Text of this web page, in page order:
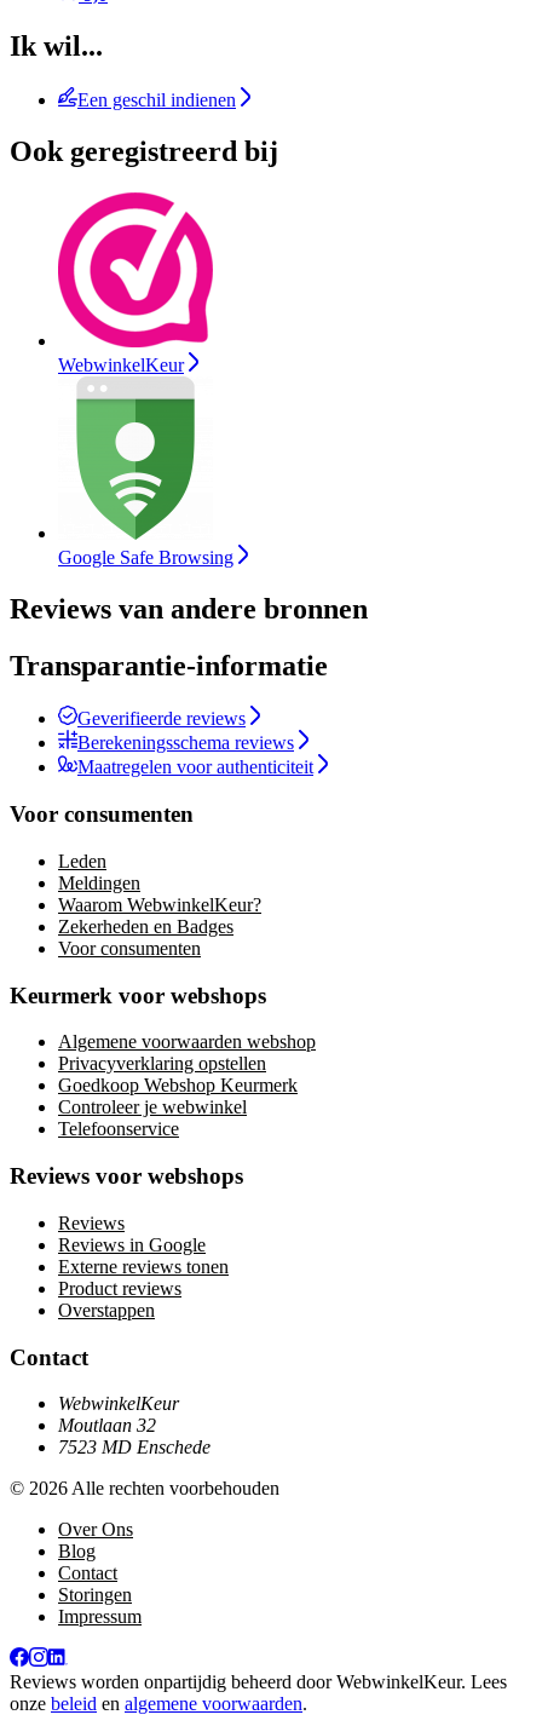
Ik wil...
Een geschil indienen
Ook geregistreerd bij
WebwinkelKeur
Google Safe Browsing
Reviews van andere bronnen
Transparantie-informatie
Geverifieerde reviews
Berekeningsschema reviews
Maatregelen voor authenticiteit
Voor consumenten
Leden
Meldingen
Waarom WebwinkelKeur?
Zekerheden en Badges
Voor consumenten
Keurmerk voor webshops
Algemene voorwaarden webshop
Privacyverklaring opstellen
Goedkoop Webshop Keurmerk
Controleer je webwinkel
Telefoonservice
Reviews voor webshops
Reviews
Reviews in Google
Externe reviews tonen
Product reviews
Overstappen
Contact
WebwinkelKeur
Moutlaan 32
7523 MD Enschede
© 2026 Alle rechten voorbehouden
Over Ons
Blog
Contact
Storingen
Impressum
Reviews worden onpartijdig beheerd doorWebwinkelKeur. Lees
onze beleid en algemene voorwaarden.